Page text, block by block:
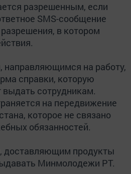
разрешенным, если
SMS-сообщение
в котором
направляющимся на работу,
справки, которую
сотрудникам.
на передвижение
которое не связано
обязанностей.
доставляющим продукты
Минмолодежи РТ.